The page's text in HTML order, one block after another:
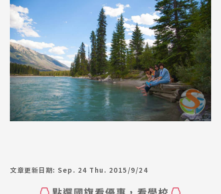
文章更新日期: Sep. 24 Thu. 2015/9/24